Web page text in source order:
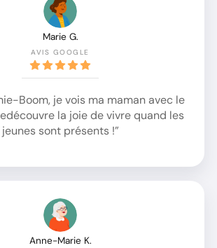
Marie G.
AVIS GOOGLE
Boom, je vois ma maman avec le
la joie de vivre quand les
jeunes sont présents !”
Anne-Marie K.